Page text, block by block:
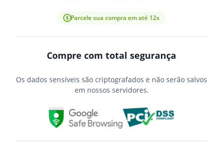
Parcele sua compra em até 12x
Compre com total segurança
Os dados sensíveis são criptografados e não serão salvos
em nossos servidores.